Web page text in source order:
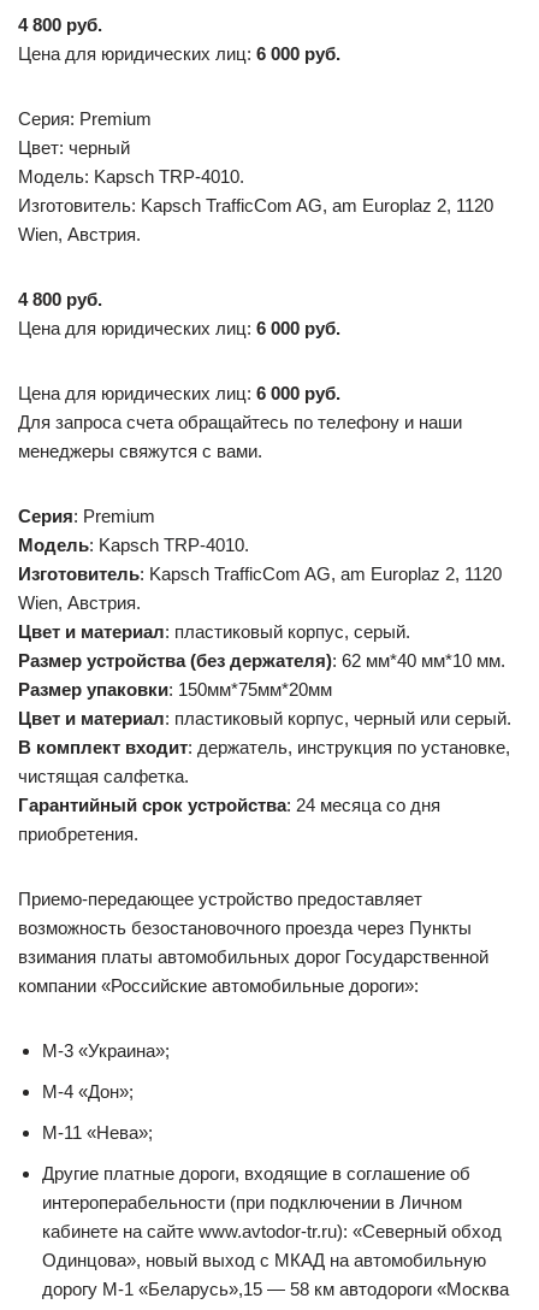
4 800 руб.
Цена для юридических лиц: 6 000 руб.
Серия: Premium
Цвет: черный
Модель: Kapsch TRP-4010.
Изготовитель: Kapsch TrafficCom AG, am Europlaz 2, 1120
Wien, Австрия.
4 800 руб.
Цена для юридических лиц: 6 000 руб.
Цена для юридических лиц: 6 000 руб.
Для запроса счета обращайтесь по телефону и наши
менеджеры свяжутся с вами.
Серия: Premium
Модель: Kapsch TRP-4010.
Изготовитель: Kapsch TrafficCom AG, am Europlaz 2, 1120
Wien, Австрия.
Цвет и материал: пластиковый корпус, серый.
Размер устройства (без держателя): 62 мм*40 мм*10 мм.
Размер упаковки: 150мм*75мм*20мм
Цвет и материал: пластиковый корпус, черный или серый.
В комплект входит: держатель, инструкция по установке,
чистящая салфетка.
Гарантийный срок устройства: 24 месяца со дня
приобретения.
Приемо-передающее устройство предоставляет
возможность безостановочного проезда через Пункты
взимания платы автомобильных дорог Государственной
компании «Российские автомобильные дороги»:
М-3 «Украина»;
М-4 «Дон»;
М-11 «Нева»;
Другие платные дороги, входящие в соглашение об
интероперабельности (при подключении в Личном
кабинете на сайте www.avtodor-tr.ru): «Северный обход
Одинцова», новый выход с МКАД на автомобильную
дорогу М-1 «Беларусь»,15 — 58 км автодороги «Москва